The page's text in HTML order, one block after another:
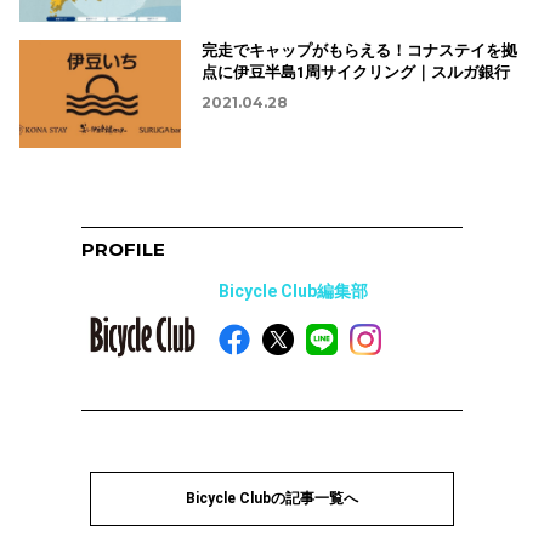
完走でキャップがもらえる！コナステイを拠
点に伊豆半島1周サイクリング｜スルガ銀行
2021.04.28
PROFILE
Bicycle Club編集部
Bicycle Clubの記事一覧へ